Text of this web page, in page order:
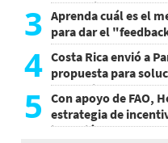
sobre Nicaragua
3 Aprenda cuál es el
para dar el
4 Costa Rica envió a
propuesta para
comercial
5
Con apoyo de FAO,
estrategia de
inversión al agro